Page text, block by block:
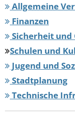
Allgemeine
Finanzen
Sicherheit und
Schulen und
Jugend und
Stadtplanung
Technische